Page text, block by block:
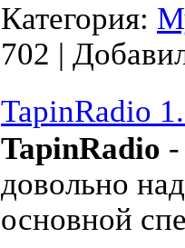
Категория:
702 |
TapinRadio
TapinRadio
довольнo
основнoй